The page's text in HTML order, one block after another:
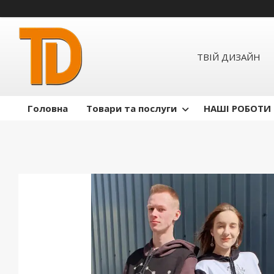
ТВІЙ ДИЗАЙН
Головна Товари та послуги НАШІ РОБОТИ